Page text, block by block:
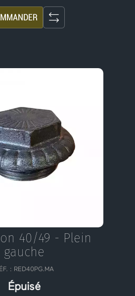
40/49 - Plein
gauche
: RED40PG.MA
Épuisé